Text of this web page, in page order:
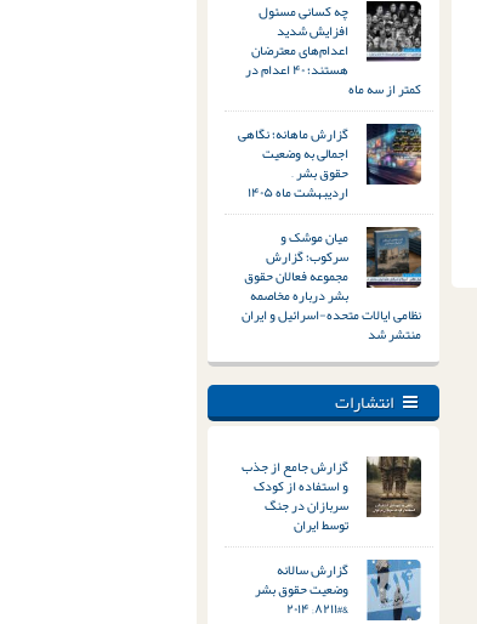
چه کسانی مسئول
افزایش شدید
اعدام‌های معترضان
هستند؛ ۴۰ اعدام در
کمتر از سه ماه
گزارش ماهانه؛ نگاهی
اجمالی به وضعیت
حقوق بشر –
اردیبهشت ماه ۱۴۰۵
میان موشک و
سرکوب؛ گزارش
مجموعه فعالان حقوق
بشر درباره مخاصمه
نظامی ایالات متحده-اسرائیل و ایران
منتشر شد
انتشارات
گزارش جامع از جذب
و استفاده از کودک
سربازان در جنگ
توسط ایران
گزارش سالانه
وضعیت حقوق بشر
&#۸۲۱۱; ۲۰۱۴